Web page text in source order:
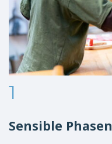
1
Sensible Phasen